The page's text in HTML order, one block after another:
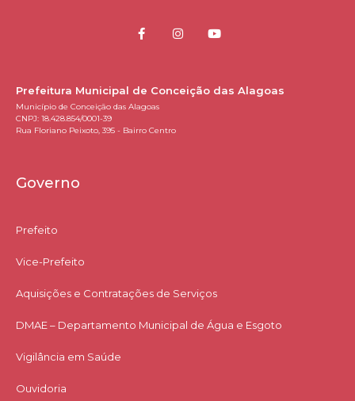
Prefeitura Municipal de Conceição das Alagoas
Município de Conceição das Alagoas
CNPJ: 18.428.854/0001-39
Rua Floriano Peixoto, 395 - Bairro Centro
Governo
Prefeito
Vice-Prefeito
Aquisições e Contratações de Serviços​
DMAE – Departamento Municipal de Água e Esgoto
Vigilância em Saúde
Ouvidoria